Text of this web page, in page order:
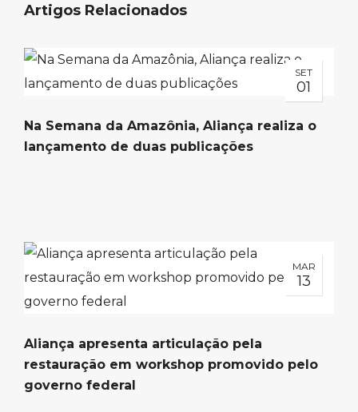
Artigos Relacionados
SET
01
Na Semana da Amazônia, Aliança realiza o
lançamento de duas publicações
MAR
13
Aliança apresenta articulação pela
restauração em workshop promovido pelo
governo federal